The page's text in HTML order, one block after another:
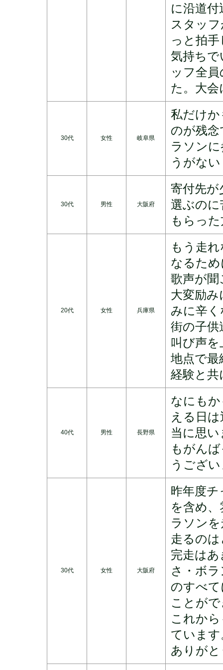
に沿道
スタッ
っと拍
気持ち
ッフ全
た。大
30代 女性 岐阜県
私だけ
のが残
ラソン
うがな
30代 男性 大阪府
寄付先が
選ぶのに
もらっ
20代 女性 兵庫県
もう走
なるた
歌声が
大変励
みに辛
街の子供
叫び声
地点で
経験と共
40代 男性 長野県
なにも
える日
当に思
もがん
うござ
30代 女性 大阪府
昨年度
を含め
ラソン
走るの
完走は
さ・ボ
のすべ
ことが
これか
ています
ありが